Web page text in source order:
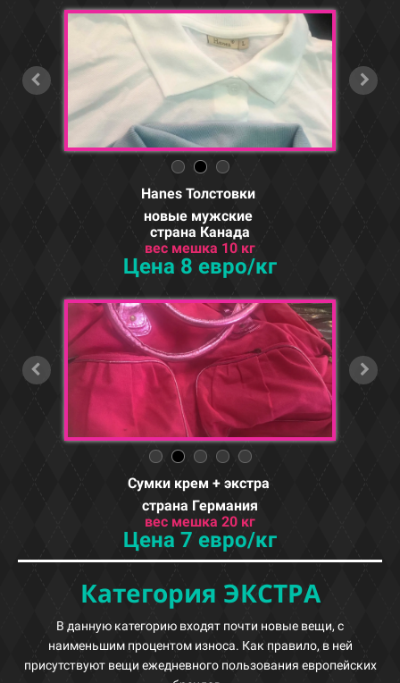
Hanes Толстовки
новые мужские
страна Канада
вес мешка 10 кг
Цена 8 евро/кг
Сумки крем + экстра
страна Германия
вес мешка 20 кг
Цена 7 евро/кг
Категория ЭКСТРА
В данную категорию входят почти новые вещи, с
наименьшим процентом износа. Как правило, в ней
присутствуют вещи ежедневного пользования европейских